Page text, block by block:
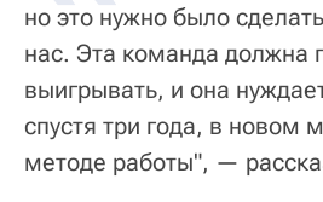
но это нужно было
нас. Эта команда должна
выигрывать, и она
спустя три года, в новом
методе работы", —